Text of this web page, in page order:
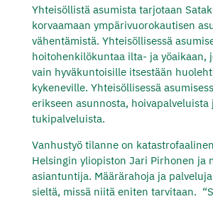
Yhteisöllistä asumista tarjotaan
korvaamaan ympärivuorokautisen
vähentämistä. Yhteisöllisessä
hoitohenkilökuntaa ilta- ja yöaikaan,
vain hyväkuntoisille itsestään
kykeneville. Yhteisöllisessä
erikseen asunnosta, hoivapalveluista
tukipalveluista.
Vanhustyö tilanne on
Helsingin yliopiston Jari Pirhonen ja
asiantuntija. Määrärahoja ja
sieltä, missä niitä eniten tarvitaan.